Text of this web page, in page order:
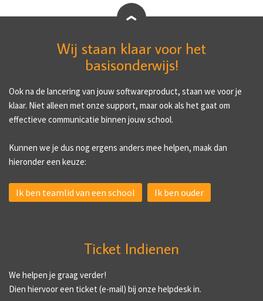
Wij staan klaar voor het
basisonderwijs!
Ook na de lancering van jouw softwareproduct, staan we voor je
klaar. Niet alleen met onze support, maar ook als het gaat om
effectieve communicatie binnen jouw school.
Kunnen we je dus nog ergens anders mee helpen, maak dan
hieronder een keuze:
Ik ben teamlid van een school Ik ben ouder
Ticket Indienen
We helpen je graag verder!
Dien hiervoor een ticket (e-mail) bij onze helpdesk in.